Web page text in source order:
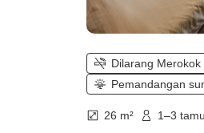
Dilarang Merokok
Pemandangan
26 m² 1–3 tamu